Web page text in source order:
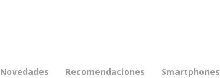
Novedades Recomendaciones Smartphones